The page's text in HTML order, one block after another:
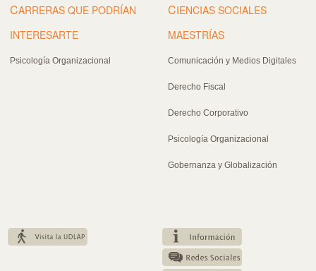
CARRERAS QUE PODRÍAN
INTERESARTE
Psicología Organizacional
CIENCIAS SOCIALES
MAESTRÍAS
Comunicación y Medios Digitales
Derecho Fiscal
Derecho Corporativo
Psicología Organizacional
Gobernanza y Globalización